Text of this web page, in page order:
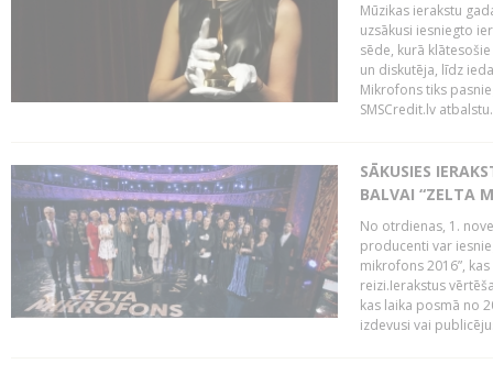
Mūzikas ierakstu
uzsākusi iesniegto
sēde, kurā
un diskutēja, līdz
Mikrofons tiks
SMSCredit.lv
SĀKUSIES
BALVAI “ZELTA
No otrdienas, 1.
producenti var
mikrofons 2016”,
reizi.Ierakstus
kas laika posmā no
izdevusi vai